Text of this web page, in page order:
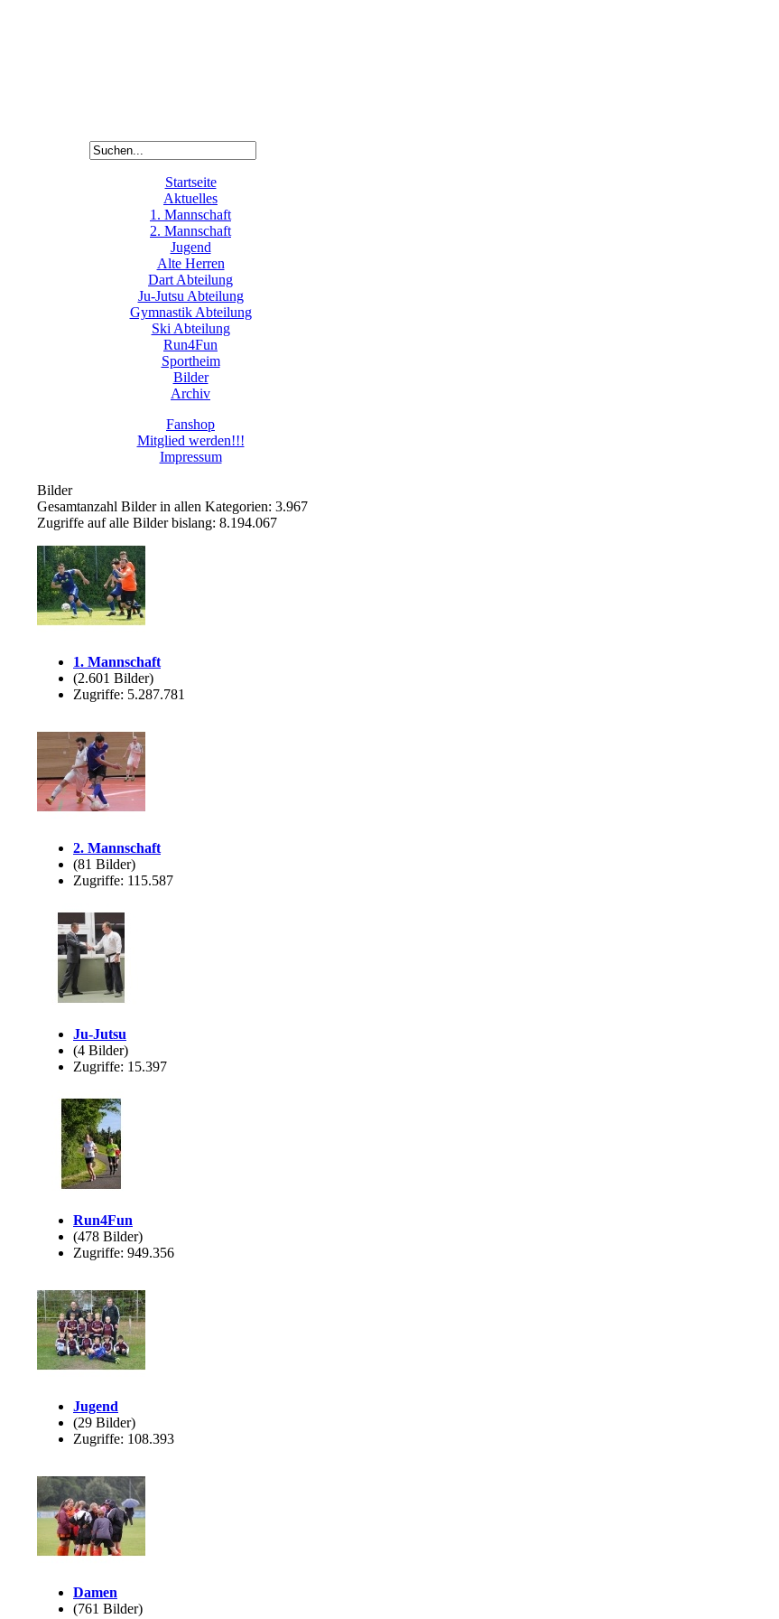
Startseite
Aktuelles
1. Mannschaft
2. Mannschaft
Jugend
Alte Herren
Dart Abteilung
Ju-Jutsu Abteilung
Gymnastik Abteilung
Ski Abteilung
Run4Fun
Sportheim
Bilder
Archiv
Fanshop
Mitglied werden!!!
Impressum
Bilder
Gesamtanzahl Bilder in allen Kategorien: 3.967
Zugriffe auf alle Bilder bislang: 8.194.067
1. Mannschaft
(2.601 Bilder)
Zugriffe: 5.287.781
2. Mannschaft
(81 Bilder)
Zugriffe: 115.587
Ju-Jutsu
(4 Bilder)
Zugriffe: 15.397
Run4Fun
(478 Bilder)
Zugriffe: 949.356
Jugend
(29 Bilder)
Zugriffe: 108.393
Damen
(761 Bilder)